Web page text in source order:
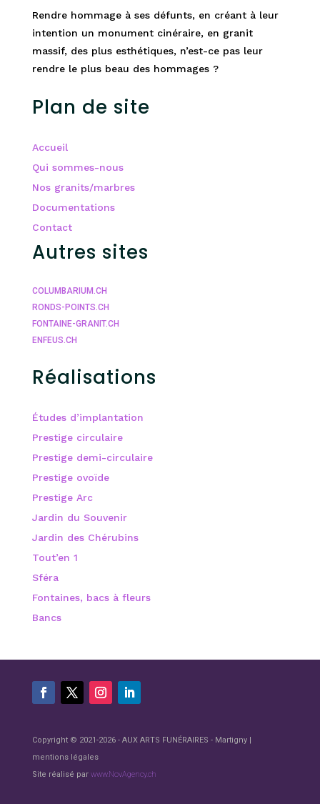
Rendre hommage à ses défunts, en créant à leur
intention un monument cinéraire, en granit
massif, des plus esthétiques, n’est-ce pas leur
rendre le plus beau des hommages ?
Plan de site
Accueil
Qui sommes-nous
Nos granits/marbres
Documentations
Contact
Autres sites
COLUMBARIUM.CH
RONDS-POINTS.CH
FONTAINE-GRANIT.CH
ENFEUS.CH
Réalisations
Études d’implantation
Prestige circulaire
Prestige demi-circulaire
Prestige ovoïde
Prestige Arc
Jardin du Souvenir
Jardin des Chérubins
Tout’en 1
Sféra
Fontaines, bacs à fleurs
Bancs
Copyright © 2021-2026 - AUX ARTS FUNÉRAIRES - Martigny |
mentions légales
Site réalisé par www.NovAgency.ch